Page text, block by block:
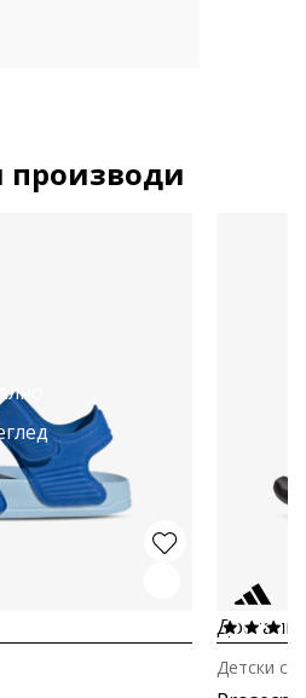
производи
Детски